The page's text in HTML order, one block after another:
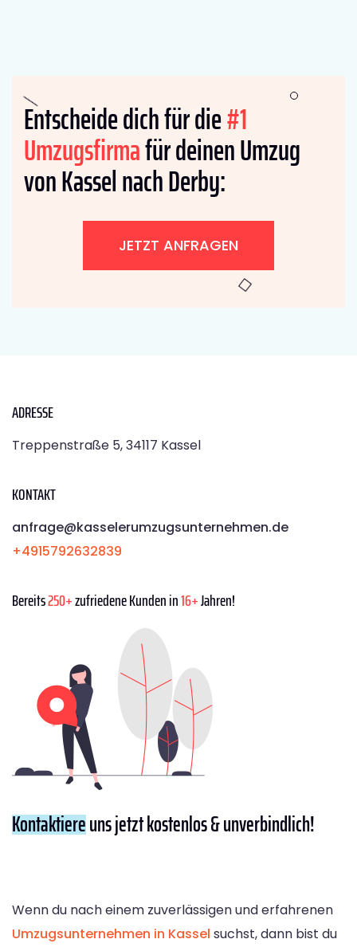
Entscheide dich für die#1
Umzugsfirmafür deinen Umzug
von Kassel nach Derby:
JETZT ANFRAGEN
ADRESSE
Treppenstraße 5, 34117 Kassel
KONTAKT
anfrage@kasselerumzugsunternehmen.de
+4915792632839
Bereits250+zufriedene Kunden in16+Jahren!
Kontaktiereuns jetzt kostenlos & unverbindlich!
Wenn du nach einem zuverlässigen und erfahrenen
Umzugsunternehmen in Kassel suchst, dann bist du